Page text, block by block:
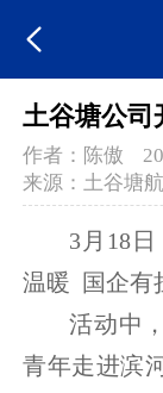
土谷塘公司
作者： 陈傲
来源： 土谷塘
3月18
温暖 国企有
活动中
青年走进滨